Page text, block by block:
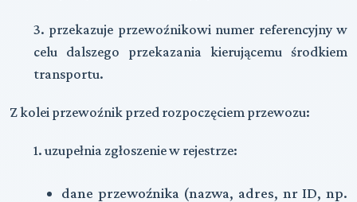
3. przekazuje przewoźnikowi numer referencyjny w
celu dalszego przekazania kierującemu środkiem
transportu.
Z kolei przewoźnik przed rozpoczęciem przewozu:
1. uzupełnia zgłoszenie w rejestrze:
dane przewoźnika (nazwa, adres, nr ID, np.